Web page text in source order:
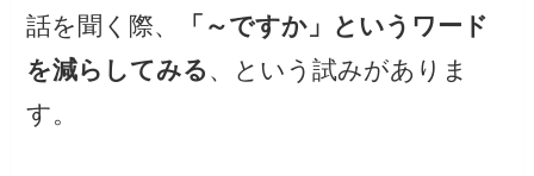
話を聞く際、
「～ですか」というワード
を減らしてみる 、という試みがありま
す。